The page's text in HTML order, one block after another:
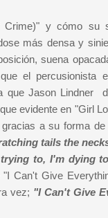
y cómo su
más densa y
suena
el percusionista
que Jason Lindner
evidente en "Girl
a su forma
tails the
to, I'm dying
Can't Give
vez; "I Can't Give